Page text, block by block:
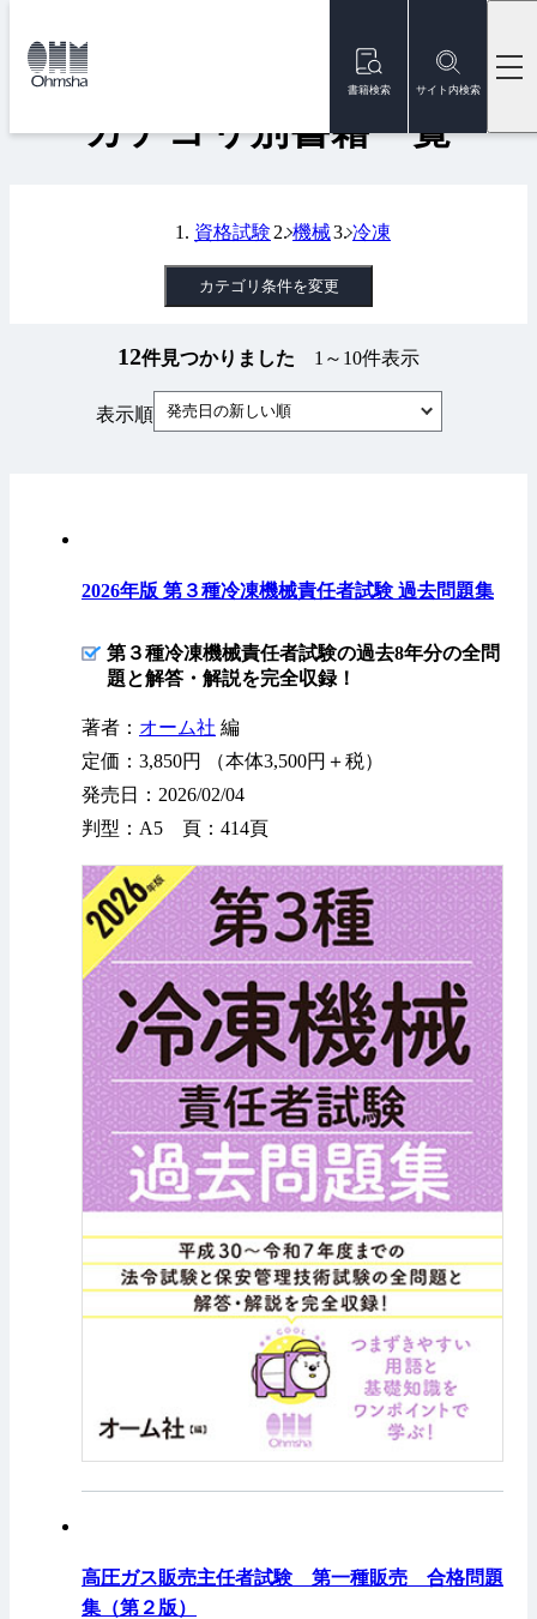
書籍検索 サイト内検索
トップ
カテゴリ別書籍一覧
資格試験 機械 冷凍
カテゴリ条件を変更
12件見つかりました 1～10件表示
表示順 発売日の新しい順
2026年版 第３種冷凍機械責任者試験 過去問題集
第３種冷凍機械責任者試験の過去8年分の全問
題と解答・解説を完全収録！
著者： オーム社 編
定価：3,850円 （本体3,500円＋税）
発売日：2026/02/04
判型：A5 頁：414頁
高圧ガス販売主任者試験 第一種販売 合格問題
集（第２版）